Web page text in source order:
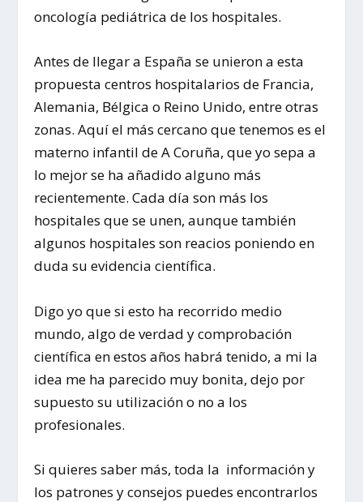
oncología pediátrica de los hospitales.
Antes de llegar a España se unieron a esta
propuesta centros hospitalarios de Francia,
Alemania, Bélgica o Reino Unido, entre otras
zonas. Aquí el más cercano que tenemos es el
materno infantil de A Coruña, que yo sepa a
lo mejor se ha añadido alguno más
recientemente. Cada día son más los
hospitales que se unen, aunque también
algunos hospitales son reacios poniendo en
duda su evidencia científica.
Digo yo que si esto ha recorrido medio
mundo, algo de verdad y comprobación
científica en estos años habrá tenido, a mi la
idea me ha parecido muy bonita, dejo por
supuesto su utilización o no a los
profesionales.
Si quieres saber más, toda la información y
los patrones y consejos puedes encontrarlos